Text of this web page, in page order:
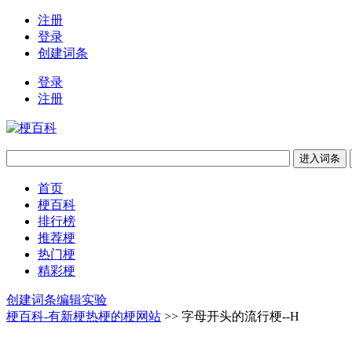
注册
登录
创建词条
登录
注册
首页
梗百科
排行榜
推荐梗
热门梗
精彩梗
创建词条编辑实验
梗百科-有新梗热梗的梗网站 >> 字母开头的流行梗--H